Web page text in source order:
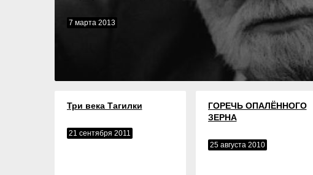
7 марта 2013
Три века Тагилки
21 сентября 2011
ГОРЕЧЬ ОПАЛЁННОГО
ЗЕРНА
25 августа 2010